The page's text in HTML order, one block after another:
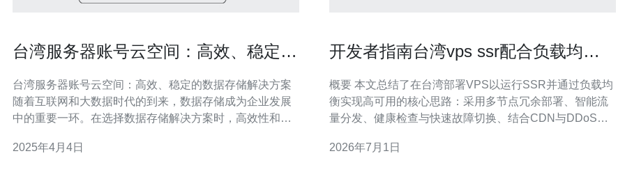
台湾服务器账号云空间：高效、稳定的
台湾服务器账号云空间：高效、稳定的数据存储解决方案
随着互联网和大数据时代的到来，数据存储成为企业发展
中的重要一环。在选择数据存储解决方案时，高效性和稳
号云空间，它是一种高效、稳定的数据存储解决方案。 台
2025年4月4日
开发者指南台湾vps ssr配合负载均衡
概要 本文总结了在台湾部署VPS以运行SSR并通过负载均
衡实现高可用的核心思路：采用多节点冗余部署、智能流
量分发、健康检查与快速故障切换、结合CDN与DDoS防
荐优先选择网络质量与防护能力强的服务商，如德讯电
2026年7月1日